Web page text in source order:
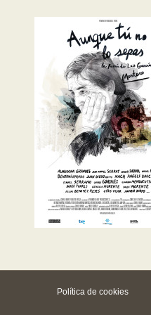
Política de cookies